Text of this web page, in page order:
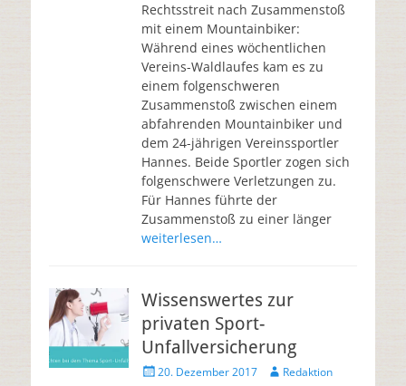
Rechtsstreit nach Zusammenstoß
mit einem Mountainbiker:
Während eines wöchentlichen
Vereins-Waldlaufes kam es zu
einem folgenschweren
Zusammenstoß zwischen einem
abfahrenden Mountainbiker und
dem 24-jährigen Vereinssportler
Hannes. Beide Sportler zogen sich
folgenschwere Verletzungen zu.
Für Hannes führte der
Zusammenstoß zu einer länger
weiterlesen…
Wissenswertes zur
privaten Sport-
Unfallversicherung
20. Dezember 2017 Redaktion